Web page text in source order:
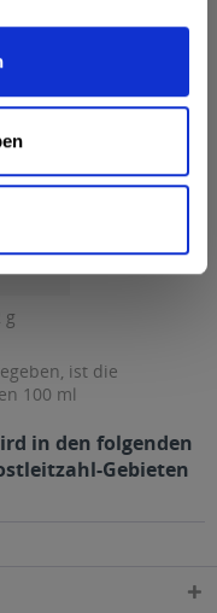
g
ist die
100 ml
in den folgenden
Gebieten